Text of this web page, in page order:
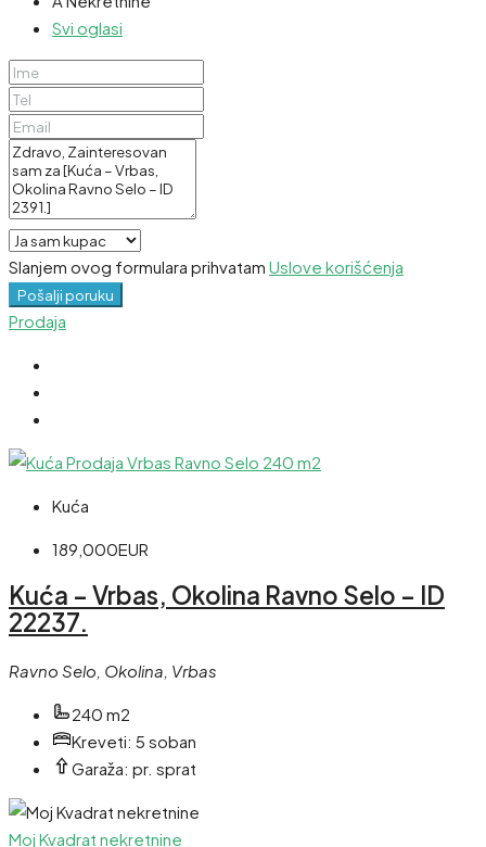
Svi oglasi
Slanjem ovog formulara prihvatam Uslove korišćenja
Pošalji poruku
Prodaja
Kuća
189,000EUR
Kuća – Vrbas, Okolina Ravno Selo – ID
22237.
Ravno Selo, Okolina, Vrbas
240 m2
Kreveti: 5 soban
Garaža: pr. sprat
Moj Kvadrat nekretnine